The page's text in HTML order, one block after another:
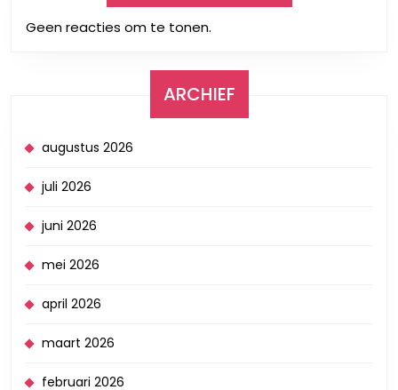
Geen reacties om te tonen.
ARCHIEF
augustus 2026
juli 2026
juni 2026
mei 2026
april 2026
maart 2026
februari 2026